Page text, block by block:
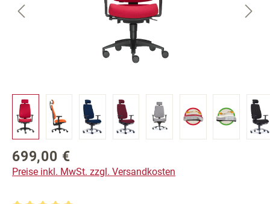
Regulärer Preis:
699,00 €
Preise inkl. MwSt. zzgl. Versandkosten